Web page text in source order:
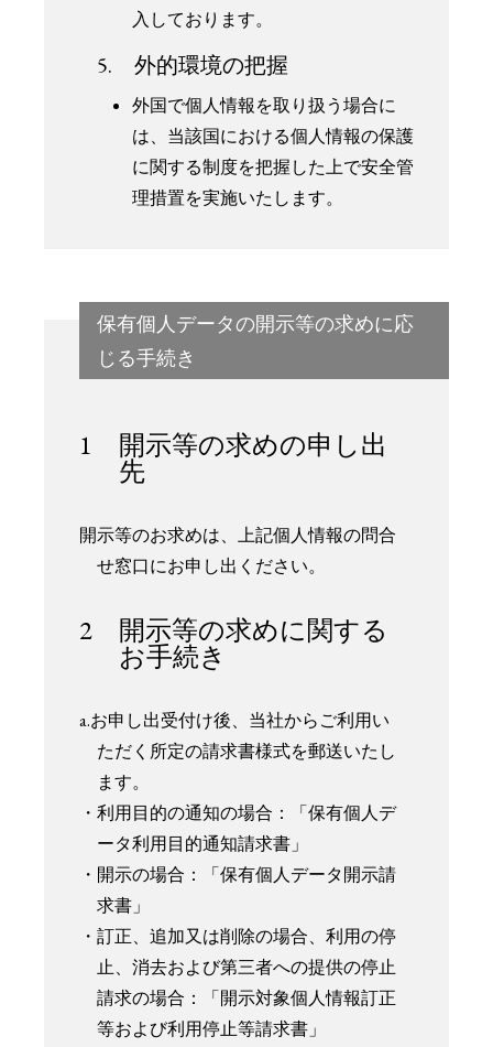
入しております。
5. 外的環境の把握
外国で個人情報を取り扱う場合に
は、当該国における個人情報の保護
に関する制度を把握した上で安全管
理措置を実施いたします。
保有個人データの開示等の求めに応
じる手続き
1 開示等の求めの申し出
先
開示等のお求めは、上記個人情報の問合
せ窓口にお申し出ください。
2 開示等の求めに関する
お手続き
a.お申し出受付け後、当社からご利用い
ただく所定の請求書様式を郵送いたし
ます。
・利用目的の通知の場合：「保有個人デ
ータ利用目的通知請求書」
・開示の場合：「保有個人データ開示請
求書」
・訂正、追加又は削除の場合、利用の停
止、消去および第三者への提供の停止
請求の場合：「開示対象個人情報訂正
等および利用停止等請求書」